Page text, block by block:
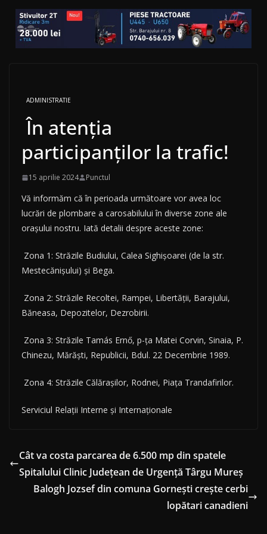
ADMINISTRATIE
În atenția
participanților la trafic!
15 aprilie 2024 Punctul
Vă informăm că în perioada următoare vor avea loc
lucrări de plombare a carosabilului în diverse zone ale
orașului nostru. Iată detalii despre aceste zone:
Zona 1: Străzile Budiului, Calea Sighișoarei (de la str.
Mestecănișului) și Bega.
Zona 2: Străzile Recoltei, Rampei, Libertății, Barajului,
Băneasa, Depozitelor, Dezrobirii.
Zona 3: Străzile Tamás Ernő, p-ța Matei Corvin, Sinaia, P.
Chinezu, Mărăști, Republicii, Bdul. 22 Decembrie 1989.
Zona 4: Străzile Călărașilor, Rodnei, Piața Trandafirilor.
Serviciul Relații Interne și Internaționale
Cât va costa parcarea de 6.500 mp din spatele
Spitalului Clinic Județean de Urgență Târgu Mureș
Balogh Jozsef din comuna Gornești crește cerbi
lopătari canadieni